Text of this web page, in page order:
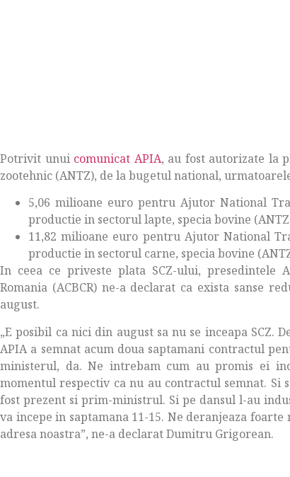
Potrivit unui comunicat APIA, au fost autorizate la
zootehnic (ANTZ), de la bugetul national,
5,06 milioane euro pentru Ajutor National
productie in sectorul lapte, specia bovine
11,82 milioane euro pentru Ajutor National
productie in sectorul carne, specia bovine
In ceea ce priveste plata SCZ-ului, presedintele
Romania (ACBCR) ne-a declarat ca exista sanse
august.
„E posibil ca nici din august sa nu se inceapa SCZ.
APIA a semnat acum doua saptamani contractul
ministerul, da. Ne intrebam cum au promis ei
momentul respectiv ca nu au contractul semnat.
fost prezent si prim-ministrul. Si pe dansul l-au
va incepe in saptamana 11-15. Ne deranjeaza
adresa noastra”, ne-a declarat Dumitru Grigorean.